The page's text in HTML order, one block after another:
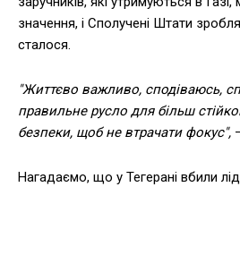
значення, і Сполучені Штати
сталося.
"Життєво важливо, сподіваюсь,
правильне русло для більш
безпеки, щоб не втрачати фокус",
Нагадаємо, що у Тегерані вбили